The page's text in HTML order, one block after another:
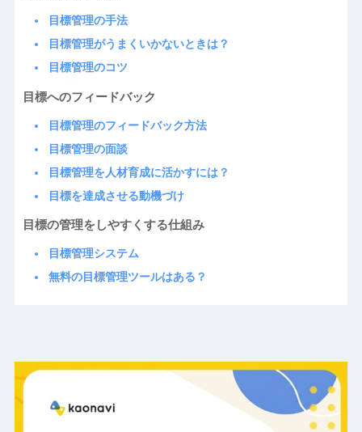
目標管理の手法
目標管理がうまくいかないときは？
目標管理のコツ
目標へのフィードバック
目標管理のフィードバック方法
目標管理の面談
目標管理を人材育成に活かすには？
目標を達成させる動機づけ
目標の管理をしやすくする仕組み
目標管理システム
無料の目標管理ツールはある？